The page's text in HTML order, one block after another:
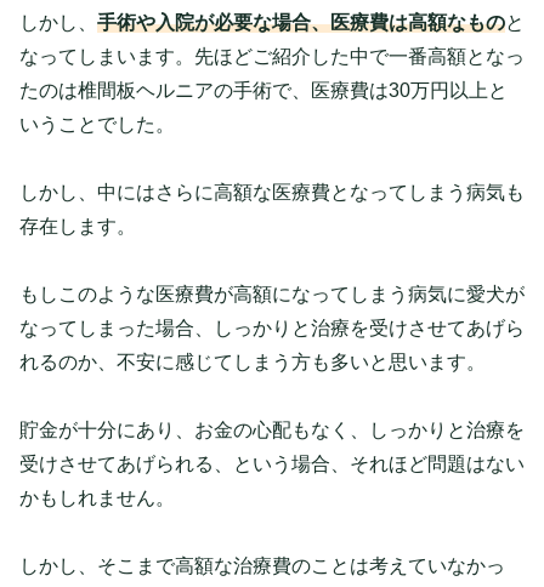
しかし、 手術や入院が必要な場合、医療費は高額なものと
なってしまいます。先ほどご紹介した中で一番高額となっ
たのは椎間板ヘルニアの手術で、医療費は30万円以上と
いうことでした。
しかし、中にはさらに高額な医療費となってしまう病気も
存在します。
もしこのような医療費が高額になってしまう病気に愛犬が
なってしまった場合、しっかりと治療を受けさせてあげら
れるのか、不安に感じてしまう方も多いと思います。
貯金が十分にあり、お金の心配もなく、しっかりと治療を
受けさせてあげられる、という場合、それほど問題はない
かもしれません。
しかし、そこまで高額な治療費のことは考えていなかっ